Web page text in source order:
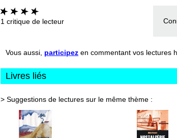
1 critique de lecteur
Vous aussi, participez en commentant vos lectures
Livres liés
> Suggestions de lectures sur le même thème :